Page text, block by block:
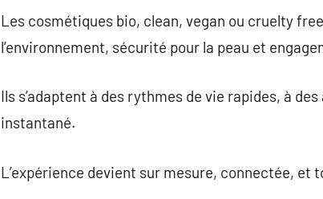
Les cosmétiques bio, clean, vegan ou cruelty
l’environnement, sécurité pour la peau et
Ils s’adaptent à des rythmes de vie rapides, à
instantané.
L’expérience devient sur mesure, connectée, et